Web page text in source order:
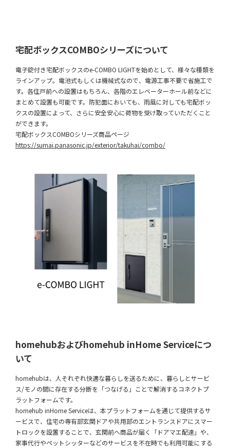
宅配ボックスCOMBOシリーズについて
電子錠付き宅配ボックスのe-COMBO LIGHTを始めとして、様々な種類を
ラインアップ。電池式もしくは機械式なので、電源工事不要で省施工で
す。各住戸前への設置はもちろん、各階のエレベーターホール前などに
まとめて設置も可能です。防犯面においても、雨風に対しても宅配ボッ
クスの設置によって、さらに安全安心に荷物を受け取っていただくこと
ができます。
宅配ボックスCOMBOシリーズ商品ページ
https://sumai.panasonic.jp/exterior/takuhai/combo/
homehubおよびhomehub inHome Serviceにつ
いて
homehubは、人それぞれ快適な暮らしを送るために、暮らしとサービ
ス/モノの間に存在する分断を「つなげる」ことで解消するコネクトプ
ラットフォームです。
homehub inHome Serviceは、本プラットフォームを通じて提供するサ
ービスで、住宅の専有部玄関ドアや共用部のエントランスドアにスマー
トロックを設置することで、玄関前へ商品が届く「ドアマエ配達」や、
家事代行やペットシッターなどのサービスを不在時でも利用可能にする